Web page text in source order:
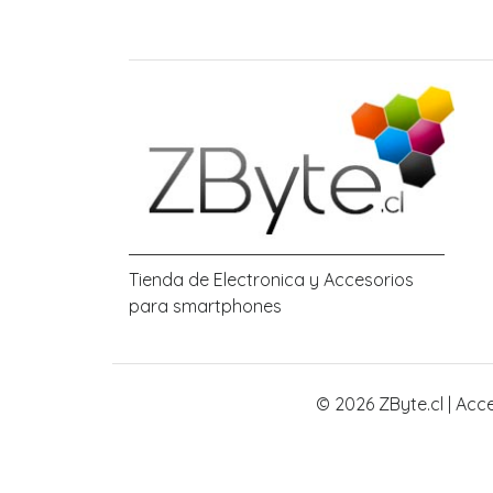
Tienda de Electronica y Accesorios
para smartphones
© 2026 ZByte.cl |